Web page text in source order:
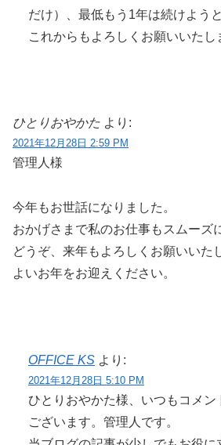
だけ）、最低もう1年は続けよう
これからもよろしくお願いいたし
ひとりおやかた より:
2021年12月28日 2:59 PM
管理人様
今年もお世話になりました。
おかげさまで私のお仕事もスムーズ
どうぞ、来年もよろしくお願いいた
よいお年をお迎えください。
OFFICE KS より:
2021年12月28日 5:10 PM
ひとりおやかた様、いつもコメン
ございます。管理人です。